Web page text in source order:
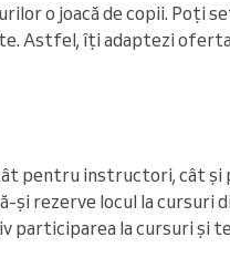
o joacă de copii. Poți
Astfel, îți adaptezi
pentru instructori, cât și
rezerve locul la cursuri
la cursuri și te